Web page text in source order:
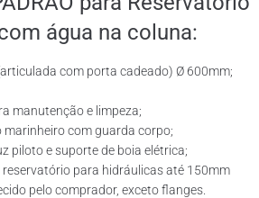
água na coluna:
com porta cadeado) Ø 600mm;
manutenção e limpeza;
marinheiro com guarda corpo;
piloto e suporte de boia elétrica;
reservatório para hidráulicas até 150mm
pelo comprador, exceto flanges.